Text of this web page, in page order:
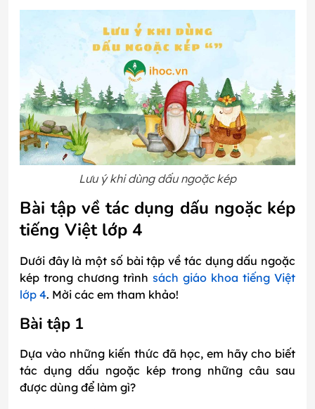
Lưu ý khi dùng dấu ngoặc kép
Bài tập về tác dụng dấu ngoặc kép
tiếng Việt lớp 4
Dưới đây là một số bài tập về tác dụng dấu ngoặc
kép trong chương trình sách giáo khoa tiếng Việt
lớp 4. Mời các em tham khảo!
Bài tập 1
Dựa vào những kiến thức đã học, em hãy cho biết
tác dụng dấu ngoặc kép trong những câu sau
được dùng để làm gì?